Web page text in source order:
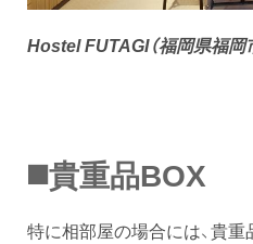
Hostel FUTAGI（福岡県福岡
◼️貴重品BOX
特に相部屋の場合には、貴